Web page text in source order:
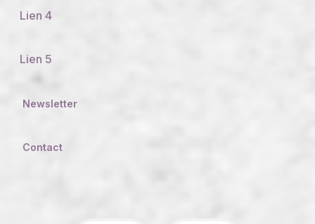
Lien 4
Lien 5
Newsletter
Contact